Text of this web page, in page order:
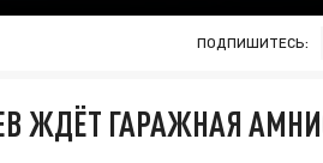
ПОДПИШИТЕСЬ:
ЖДЁТ ГАРАЖНАЯ